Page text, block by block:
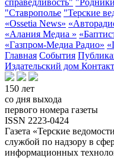
"Ставрополье "Терские
«Ossetia News»
«Алания Медиа »
«Газпром-Медиа Радио»
Главная События
Издательский дом
150 лет
со дня выхода
первого номера газеты
ISSN 2223-0424
Газета «Терские
службой по надзору в
информационных